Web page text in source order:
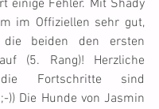
einige Fehler. Mit Shady
im Offiziellen sehr gut,
beiden den ersten
(5. Rang)! Herzliche
die Fortschritte sind
)) Die Hunde von Jasmin